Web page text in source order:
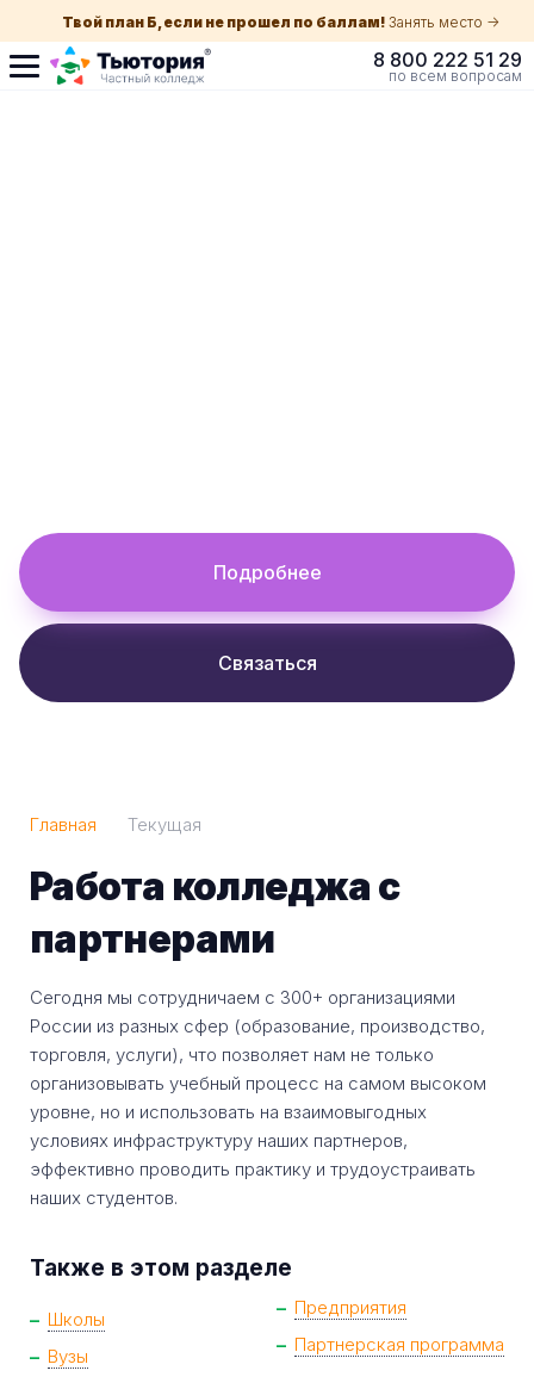
Твой план Б, если не прошел по баллам! Занять место ->
8 800 222 51 29
по всем вопросам
Подробнее
Связаться
Главная Текущая
Работа колледжа с
партнерами
Сегодня мы сотрудничаем с 300+ организациями
России из разных сфер (образование, производство,
торговля, услуги), что позволяет нам не только
организовывать учебный процесс на самом высоком
уровне, но и использовать на взаимовыгодных
условиях инфраструктуру наших партнеров,
эффективно проводить практику и трудоустраивать
наших студентов.
Также в этом разделе
Школы
Вузы
Предприятия
Партнерская программа